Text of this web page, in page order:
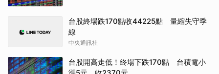
台股終場跌170點收44225點 量縮失守季
線
中央通訊社
台股開高走低！終場下跌170點 台積電小